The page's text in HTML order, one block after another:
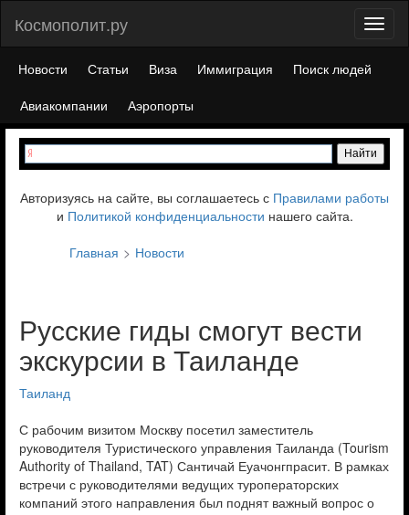
Космополит.ру
Новости Статьи Виза Иммиграция
Поиск людей
Авиакомпании
Аэропорты
Авторизуясь на сайте, вы соглашаетесь с Правилами работы
и Политикой конфиденциальности нашего сайта.
Главная
Новости
Русские гиды смогут вести
экскурсии в Таиланде
Таиланд
С рабочим визитом Москву посетил заместитель
руководителя Туристического управления Таиланда (Tourism
Authority of Thailand, TAT) Сантичай Еуачонгпрасит. В рамках
встречи с руководителями ведущих туроператорских
компаний этого направления был поднят важный вопрос о